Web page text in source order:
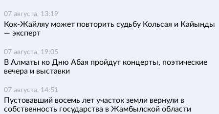
07 августа, 13:19
Кок-Жайляу может повторить судьбу Кольсая и Кайынды
— эксперт
07 августа, 19:05
В Алматы ко Дню Абая пройдут концерты, поэтические
вечера и выставки
07 августа, 14:51
Пустовавший восемь лет участок земли вернули в
собственность государства в Жамбылской области